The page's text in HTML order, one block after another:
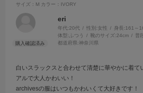
サイズ：M カラー：IVORY
eri
年代:20代 性別:女性 身長:161～
体型: ふつう 靴のサイズ:24cm 普
都道府県:神奈川県
白いスラックスと合わせて清楚に華やかに着て
アルで大人かわいい！
archivesの服はいつもかわいくて大好きです！